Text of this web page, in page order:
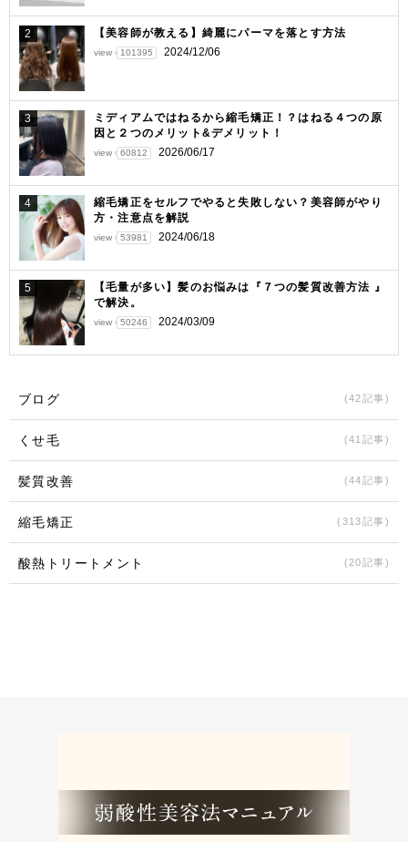
ョ
ン2 【美容師が教える】綺麗にパーマを落とす方法
view 101395 2024/12/06
3
ミディアムではねるから縮毛矯正！？はねる４つの原
因と２つのメリット&デメリット！
view 60812 2026/06/17
4
縮毛矯正をセルフでやると失敗しない？美容師がやり
方・注意点を解説
view 53981 2024/06/18
5
【毛量が多い】髪のお悩みは『７つの髪質改善方法 』
で解決。
view 50246 2024/03/09
ブログ (42記事)
くせ毛 (41記事)
髪質改善 (44記事)
縮毛矯正 (313記事)
酸熱トリートメント (20記事)